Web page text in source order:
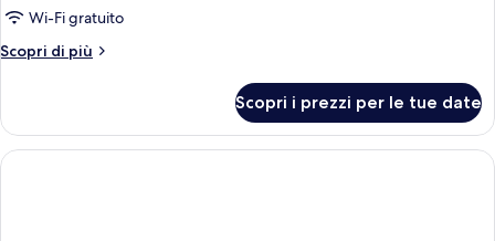
Wi-Fi gratuito
Scopri di più
Altri
Palace
Scopri i prezzi per le tue date